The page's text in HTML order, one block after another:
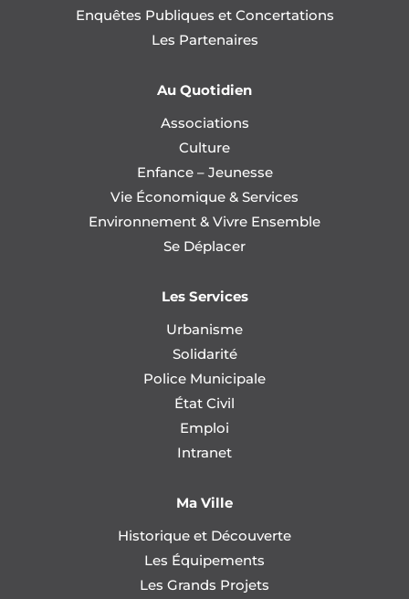
Enquêtes Publiques et Concertations
Les Partenaires
Au Quotidien
Associations
Culture
Enfance – Jeunesse
Vie Économique & Services
Environnement & Vivre Ensemble
Se Déplacer
Les Services
Urbanisme
Solidarité
Police Municipale
État Civil
Emploi
Intranet
Ma Ville
Historique et Découverte
Les Équipements
Les Grands Projets